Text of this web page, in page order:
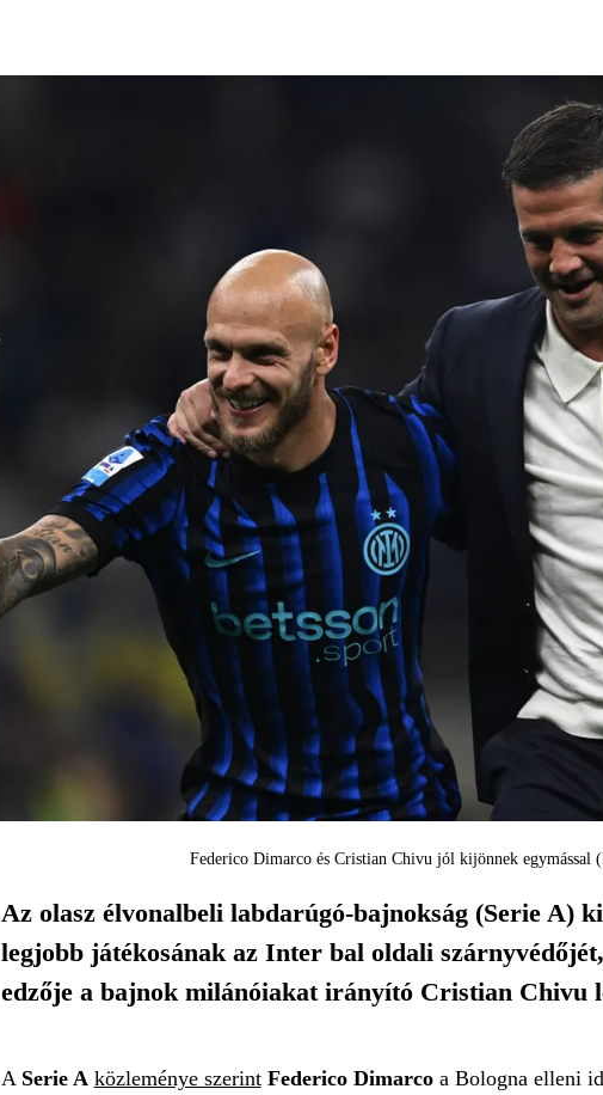
Federico Dimarco és Cristian Chivu jól kijönnek egymással
Az olasz élvonalbeli labdarúgó-bajnokság (Serie A)
legjobb játékosának az Inter bal oldali
edzője a bajnok milánóiakat irányító Cristian Chivu
A Serie A közleménye szerint Federico Dimarcoa Bologna elleni